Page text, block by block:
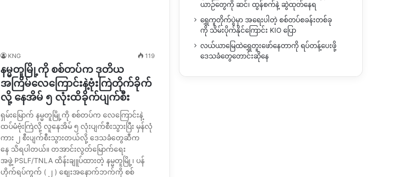
KNG 119
နမ္မတူမြို့ကို စစ်တပ်က ဒုတိယ
အကြိမ်လေကြောင်းနဲ့ဗုံးကြဲတိုက်ခိုက်
လို့ နေအိမ် ၅ လုံးထိခိုက်ပျက်စီး
ရှမ်းမြောက် နမ္မတူမြို့ကို စစ်တပ်က လေကြောင်းနဲ့
ထပ်မံဗုံးကြဲလို့ လူနေအိမ် ၅ လုံးပျက်စီးသွားပြီး မှန်လုံ
ကား ၂ စီးပျက်စီးသွားတယ်လို့ ဒေသခံတွေဆီက
နေ သိရပါတယ်။ တအာင်းလွတ်မြောက်ရေး
အဖွဲ့ PSLF/TNLA ထိန်းချူပ်ထားတဲ့ နမ္မတူမြို့၊ ပန်
ဟိုက်ရပ်ကွက် ( ၂ ) စျေးအနောက်ဘက်ကို စစ်
ယာဉ်တွေကို ဆင်၊ ထွန်စက်နဲ့ ဆွဲထုတ်နေရ
ရွှေကူတိုက်ပွဲမှာ အရေးပါတဲ့ စစ်တပ်စခန်းတစ်ခု
ကို သိမ်းပိုက်နိုင်ကြောင်း KIO ပြော
လယ်ယာမြေထဲရွှေတူးဖော်နေတာကို ရပ်တန့်ပေးဖို့
ဒေသခံတွေတောင်းဆိုနေ